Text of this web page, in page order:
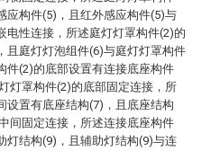
应构件(5)，且红外感应构件(5)与
电性连接，所述庭灯灯罩构件(2)的
且庭灯灯泡组件(6)与庭灯灯罩构件
件(2)的底部设置有连接底座构件
灯罩构件(2)的底部固定连接，所
设置有底座结构(7)，且底座结构
间固定连接，所述连接底座构件
灯结构(9)，且辅助灯结构(9)与连